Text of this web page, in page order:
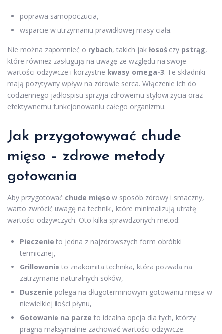
poprawa samopoczucia,
wsparcie w utrzymaniu prawidłowej masy ciała.
Nie można zapomnieć o rybach, takich jak łosoś czy pstrąg,
które również zasługują na uwagę ze względu na swoje
wartości odżywcze i korzystne kwasy omega-3. Te składniki
mają pozytywny wpływ na zdrowie serca. Włączenie ich do
codziennego jadłospisu sprzyja zdrowemu stylowi życia oraz
efektywnemu funkcjonowaniu całego organizmu.
Jak przygotowywać chude
mięso – zdrowe metody
gotowania
Aby przygotować chude mięso w sposób zdrowy i smaczny,
warto zwrócić uwagę na techniki, które minimalizują utratę
wartości odżywczych. Oto kilka sprawdzonych metod:
Pieczenie to jedna z najzdrowszych form obróbki
termicznej,
Grillowanie to znakomita technika, która pozwala na
zatrzymanie naturalnych soków,
Duszenie polega na długoterminowym gotowaniu mięsa w
niewielkiej ilości płynu,
Gotowanie na parze to idealna opcja dla tych, którzy
pragną maksymalnie zachować wartości odżywcze.